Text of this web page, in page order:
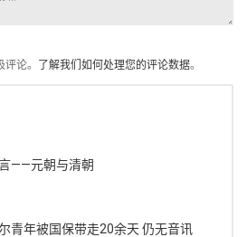
论。 了解我们如何处理您的评论数据。
——元朝与清朝
青年被国保带走20余天 仍无音讯